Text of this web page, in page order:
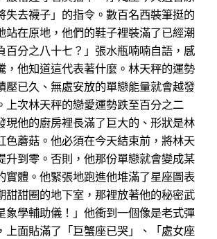
失去襪子」的指令。數百名西裝筆挺的
站在原地，他們的鞋子裡裝滿了已經潮
百分之八十七？」張水瓶喃喃自語，感
，他知道這代表著什麼。林天秤的運勢
壓已久、無處安放的單戀能量就會越發
上次林天秤的戀愛運勢跌至百分之二
現他的廚房裡長滿了巨大的、形狀是林
色蘑菇。他必須在今天結束前，將林天
升到零。否則，他那份單戀就會變成某
實體。他緊張地跑進他堆滿了星座圖表
甜甜圈的地下室，那裡放著他的秘密武
象學輔助儀！」他衝到一個像是老式彈
上面貼滿了「巨蟹座已哭」、「處女座